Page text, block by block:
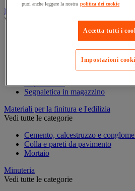
Marcatura
Vedi tutte le categorie
Marcatura permanente
Marcatura temporanea
Nastro adesivo di marcatura
Segnaletica in magazzino
Materiali per la finitura e l'edilizia
Vedi tutte le categorie
Cemento, calcestruzzo e
Colla e pareti da pavimento
Mortaio
Minuteria
Vedi tutte le categorie
puoi anche leggere la nostra politica dei cookie
Accetta tutti i
Impostazioni